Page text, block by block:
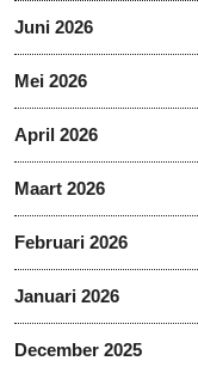
Juni 2026
Mei 2026
April 2026
Maart 2026
Februari 2026
Januari 2026
December 2025